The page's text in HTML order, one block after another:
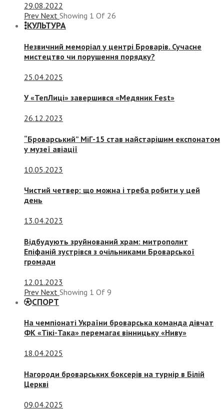
29.08.2022
Prev Next Showing 1 Of 26
КУЛЬТУРА
Незвичний меморіал у центрі Броварів. Сучасне
мистецтво чи порушення порядку?
25.04.2025
У «ТепЛиці» завершився «Медяник Fest»
26.12.2023
“Броварський” МіГ-15 став найстарішим експонатом
у музеї авіації
10.05.2023
Чистий четвер: що можна і треба робити у цей
день
13.04.2023
Відбудують зруйнований храм: митрополит
Епіфаній зустрівся з очільниками Броварської
громади
12.01.2023
Prev Next Showing 1 Of 9
СПОРТ
На чемпіонаті України броварська команда дівчат
ФК «Тікі-Така» перемагає вінницьку «Ниву»
18.04.2025
Нагороди броварських боксерів на турнір в Білій
Церкві
09.04.2025